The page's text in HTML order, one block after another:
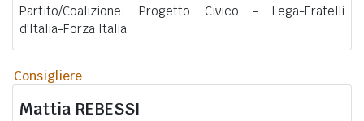
Partito/Coalizione: Progetto Civico - Lega-Fratelli
d'Italia-Forza Italia
Consigliere
Mattia REBESSI